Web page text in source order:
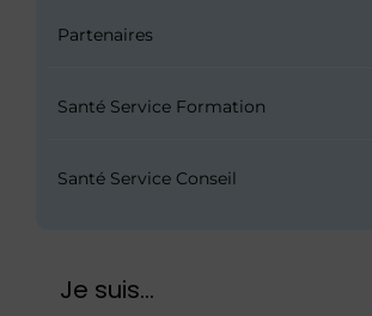
Partenaires
Santé Service Formation
Santé Service Conseil
Je suis...